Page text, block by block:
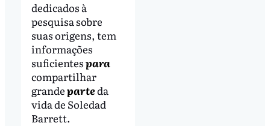
dedicados à
pesquisa sobre
suas origens, tem
informações
suficientespara
compartilhar
grandeparteda
vida de Soledad
Barrett.